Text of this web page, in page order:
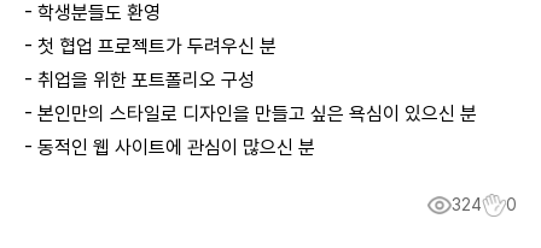
- 학생분들도 환영
- 첫 협업 프로젝트가 두려우신 분
- 취업을 위한 포트폴리오 구성
- 본인만의 스타일로 디자인을 만들고 싶은 욕심이 있으신 분
- 동적인 웹 사이트에 관심이 많으신 분
324 0